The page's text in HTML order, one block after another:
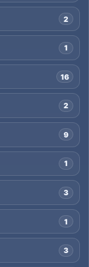
2
1
16
2
9
1
3
1
3